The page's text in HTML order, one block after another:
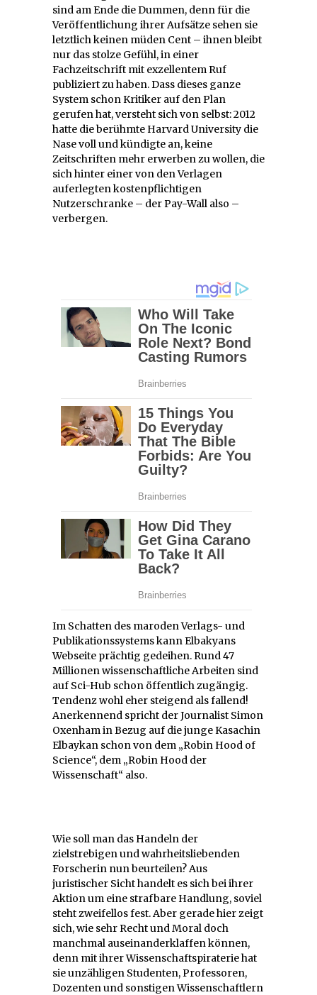
sind am Ende die Dummen, denn für die
Veröffentlichung ihrer Aufsätze sehen sie
letztlich keinen müden Cent – ihnen bleibt
nur das stolze Gefühl, in einer
Fachzeitschrift mit exzellentem Ruf
publiziert zu haben. Dass dieses ganze
System schon Kritiker auf den Plan
gerufen hat, versteht sich von selbst: 2012
hatte die berühmte Harvard University die
Nase voll und kündigte an, keine
Zeitschriften mehr erwerben zu wollen, die
sich hinter einer von den Verlagen
auferlegten kostenpflichtigen
Nutzerschranke – der Pay-Wall also –
verbergen.
Im Schatten des maroden Verlags- und
Publikationssystems kann Elbakyans
Webseite prächtig gedeihen. Rund 47
Millionen wissenschaftliche Arbeiten sind
auf Sci-Hub schon öffentlich zugängig.
Tendenz wohl eher steigend als fallend!
Anerkennend spricht der Journalist Simon
Oxenham in Bezug auf die junge Kasachin
Elbaykan schon von dem „Robin Hood of
Science“, dem „Robin Hood der
Wissenschaft“ also.
Wie soll man das Handeln der
zielstrebigen und wahrheitsliebenden
Forscherin nun beurteilen? Aus
juristischer Sicht handelt es sich bei ihrer
Aktion um eine strafbare Handlung, soviel
steht zweifellos fest. Aber gerade hier zeigt
sich, wie sehr Recht und Moral doch
manchmal auseinanderklaffen können,
denn mit ihrer Wissenschaftspiraterie hat
sie unzähligen Studenten, Professoren,
Dozenten und sonstigen Wissenschaftlern